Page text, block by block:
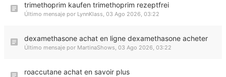
trimethoprim kaufen trimethoprim rezeptfrei
Último mensaje por LynnKlass, 03 Ago 2026, 03:22
dexamethasone achat en ligne dexamethasone acheter
Último mensaje por MartinaShows, 03 Ago 2026, 03:22
roaccutane achat en savoir plus